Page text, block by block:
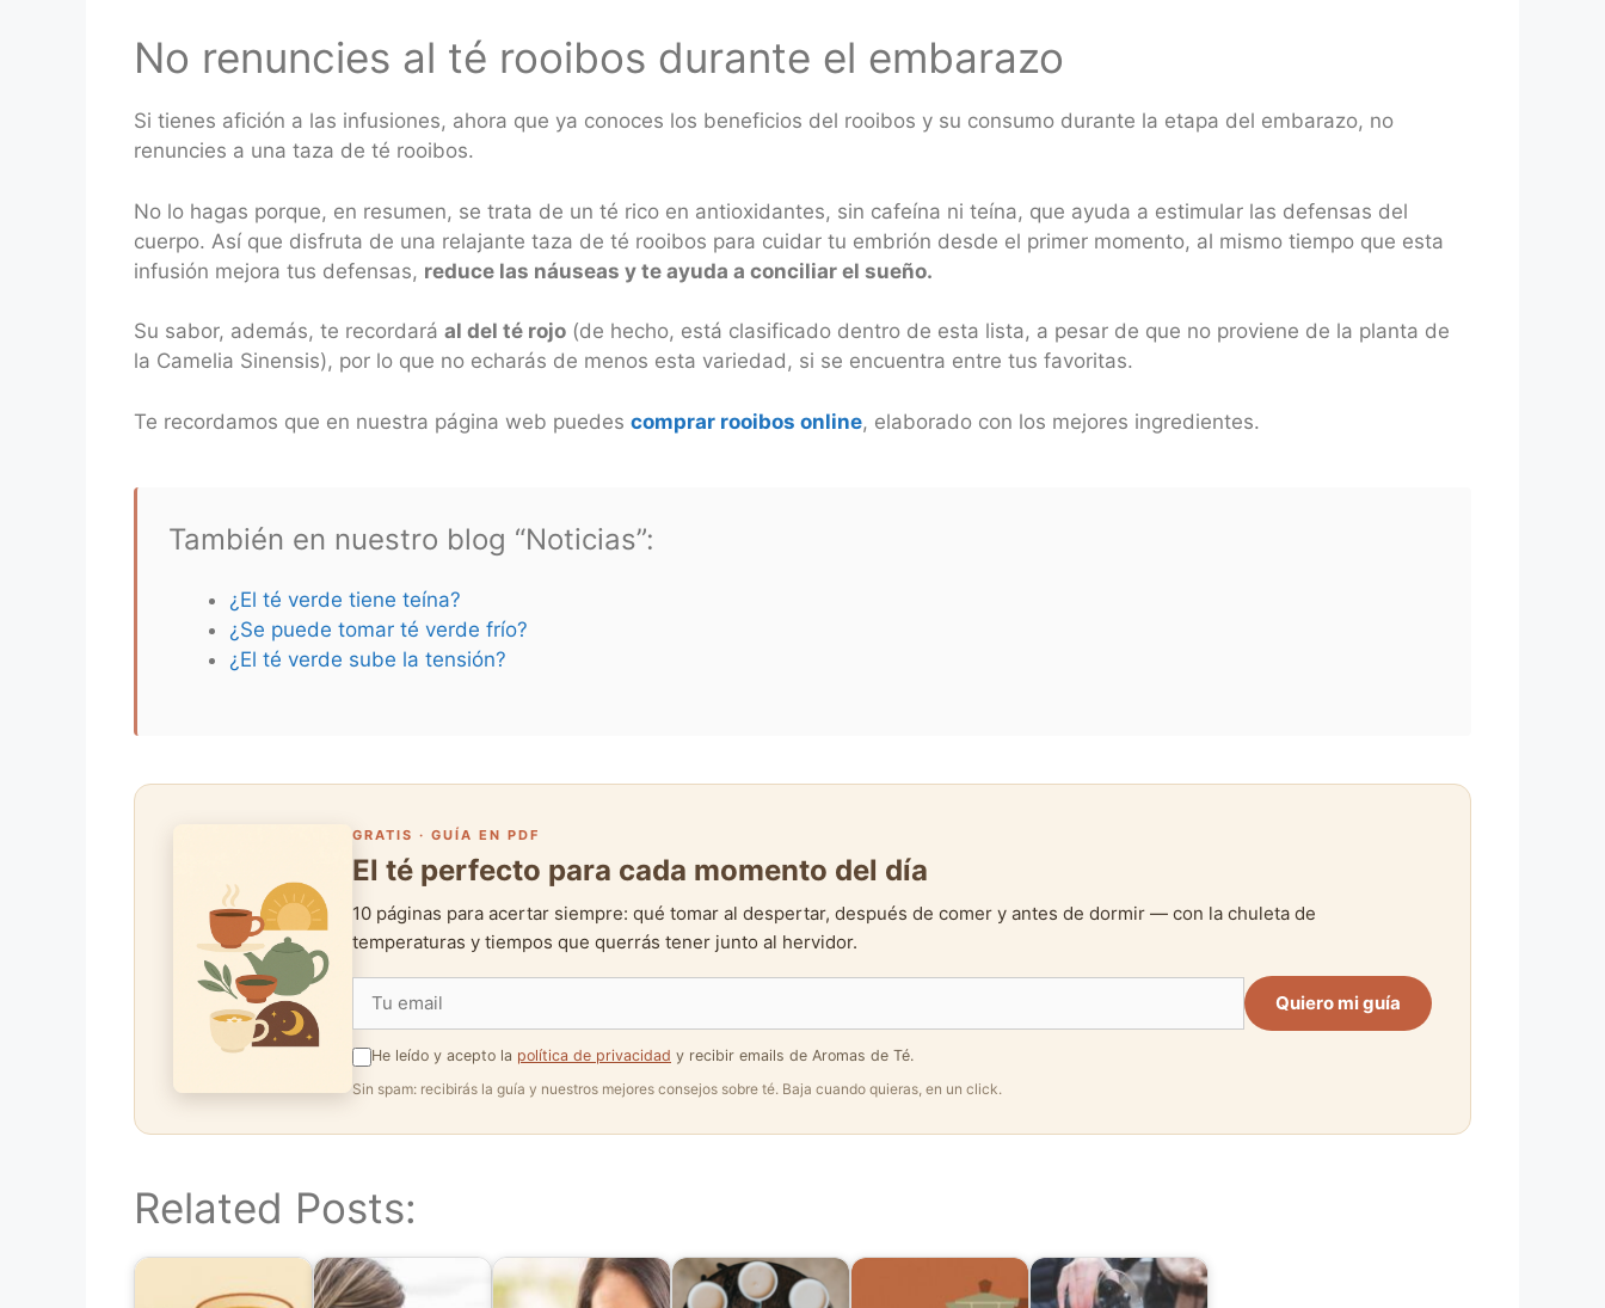
No renuncies al té rooibos durante el embarazo
Si tienes afición a las infusiones, ahora que ya conoces los beneficios del rooibos y su consumo durante la etapa del embarazo, no
renuncies a una taza de té rooibos.
No lo hagas porque, en resumen, se trata de un té rico en antioxidantes, sin cafeína ni teína, que ayuda a estimular las defensas del
cuerpo. Así que disfruta de una relajante taza de té rooibos para cuidar tu embrión desde el primer momento, al mismo tiempo que esta
infusión mejora tus defensas, reduce las náuseas y te ayuda a conciliar el sueño.
Su sabor, además, te recordará al del té rojo (de hecho, está clasificado dentro de esta lista, a pesar de que no proviene de la planta de
la Camelia Sinensis), por lo que no echarás de menos esta variedad, si se encuentra entre tus favoritas.
Te recordamos que en nuestra página web puedes comprar rooibos online, elaborado con los mejores ingredientes.
También en nuestro blog “Noticias”:
¿El té verde tiene teína?
¿Se puede tomar té verde frío?
¿El té verde sube la tensión?
GRATIS · GUÍA EN PDF
El té perfecto para cada momento del día
10 páginas para acertar siempre: qué tomar al despertar, después de comer y antes de dormir — con la chuleta de
temperaturas y tiempos que querrás tener junto al hervidor.
Quiero mi guía
He leído y acepto la política de privacidad y recibir emails de Aromas de Té.
Sin spam: recibirás la guía y nuestros mejores consejos sobre té. Baja cuando quieras, en un click.
Related Posts: